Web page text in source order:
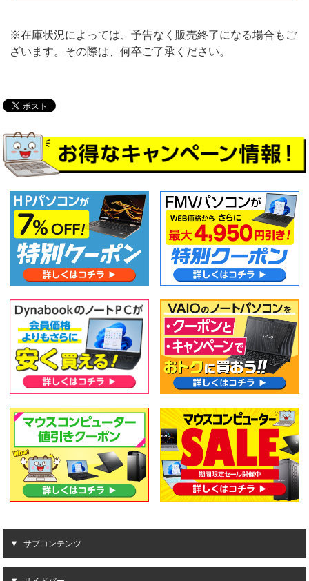
※在庫状況によっては、予告なく販売終了になる場合もご
ざいます。その際は、何卒ご了承ください。
サブコンテンツ